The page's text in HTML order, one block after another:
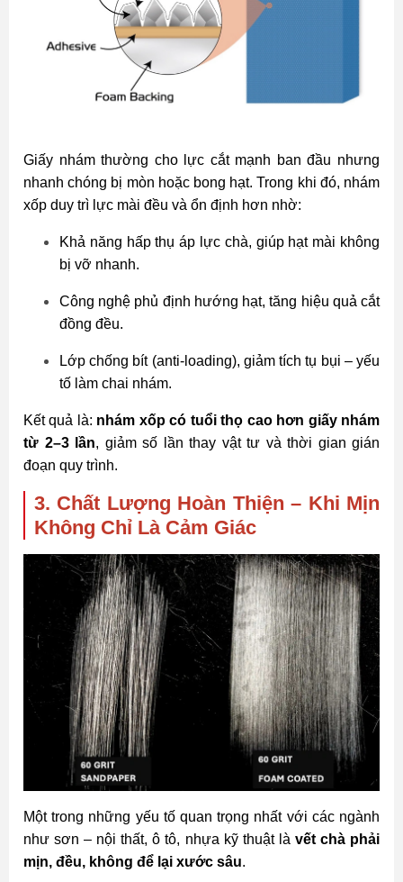
Giấy nhám thường cho lực cắt mạnh ban đầu nhưng
nhanh chóng bị mòn hoặc bong hạt. Trong khi đó, nhám
xốp duy trì lực mài đều và ổn định hơn nhờ:
Khả năng hấp thụ áp lực chà, giúp hạt mài không
bị vỡ nhanh.
Công nghệ phủ định hướng hạt, tăng hiệu quả cắt
đồng đều.
Lớp chống bít (anti-loading), giảm tích tụ bụi – yếu
tố làm chai nhám.
Kết quả là: nhám xốp có tuổi thọ cao hơn giấy nhám
từ 2–3 lần, giảm số lần thay vật tư và thời gian gián
đoạn quy trình.
3. Chất Lượng Hoàn Thiện – Khi Mịn
Không Chỉ Là Cảm Giác
Một trong những yếu tố quan trọng nhất với các ngành
như sơn – nội thất, ô tô, nhựa kỹ thuật là vết chà phải
mịn, đều, không để lại xước sâu.